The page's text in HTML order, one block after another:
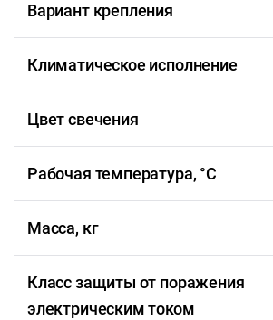
Вариант крепления
Климатическое исполнение
Цвет свечения
Рабочая температура, °С
Масса, кг
Класс защиты от поражения
электрическим током